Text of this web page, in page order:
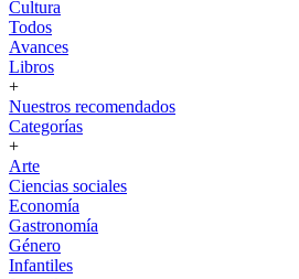
Cultura
Todos
Avances
Libros
+
Nuestros recomendados
Categorías
+
Arte
Ciencias sociales
Economía
Gastronomía
Género
Infantiles